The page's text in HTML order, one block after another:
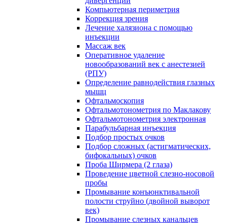
Компьютерная периметрия
Коррекция зрения
Лечение халязиона с помощью
инъекции
Массаж век
Оперативное удаление
новообразований век с анестезией
(РПУ)
Определение равнодействия глазных
мышц
Офтальмоскопия
Офтальмотонометрия по Маклакову
Офтальмотонометрия электронная
Парабульбарная инъекция
Подбор простых очков
Подбор сложных (астигматических,
бифокальных) очков
Проба Ширмера (2 глаза)
Проведение цветной слезно-носовой
пробы
Промывание конъюнктивальной
полости струйно (двойной выворот
век)
Промывание слезных канальцев